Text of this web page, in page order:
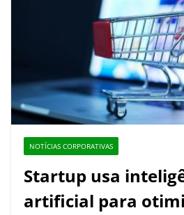
NOTÍCIAS CORPORATIVAS
Startup usa
artificial para